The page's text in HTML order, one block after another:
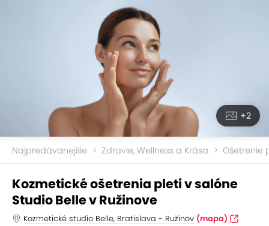
+2
Najpredávanejšie Zdravie, Wellness a Krása Ošetrenie
Kozmetické ošetrenia pleti v salóne
Studio Belle v Ružinove
Kozmetické studio Belle, Bratislava - Ružinov (mapa)